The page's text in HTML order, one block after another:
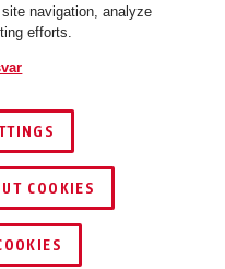
navigation, analyze
efforts.
COOKIES